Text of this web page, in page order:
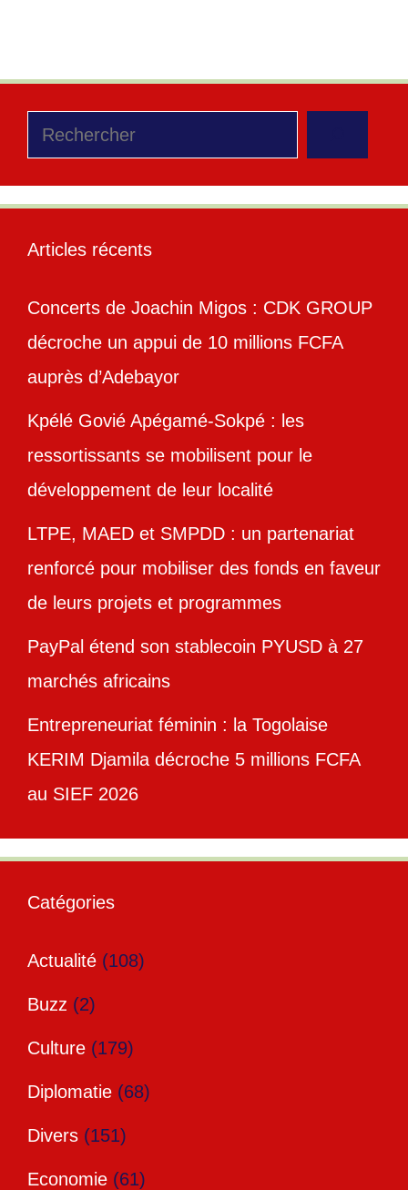
Rechercher
Articles récents
Concerts de Joachin Migos : CDK GROUP
décroche un appui de 10 millions FCFA
auprès d’Adebayor
Kpélé Govié Apégamé-Sokpé : les
ressortissants se mobilisent pour le
développement de leur localité
LTPE, MAED et SMPDD : un partenariat
renforcé pour mobiliser des fonds en faveur
de leurs projets et programmes
PayPal étend son stablecoin PYUSD à 27
marchés africains
Entrepreneuriat féminin : la Togolaise
KERIM Djamila décroche 5 millions FCFA
au SIEF 2026
Catégories
Actualité (108)
Buzz (2)
Culture (179)
Diplomatie (68)
Divers (151)
Economie (61)